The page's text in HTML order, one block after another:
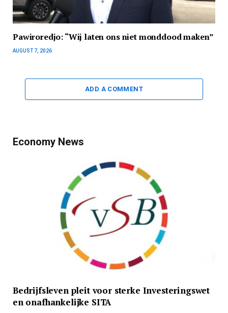
Pawiroredjo: “Wij laten ons niet monddood maken”
AUGUST 7, 2026
ADD A COMMENT
Economy News
Bedrijfsleven pleit voor sterke Investeringswet
en onafhankelijke SITA